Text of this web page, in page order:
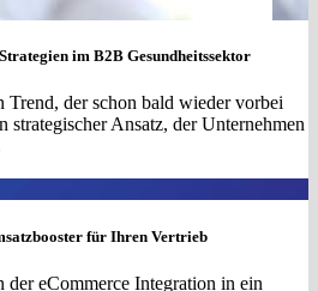
im B2B Gesundheitssektor
der schon bald wieder vorbei
strategischer Ansatz, der Unternehmen
für Ihren Vertrieb
eCommerce Integration in ein